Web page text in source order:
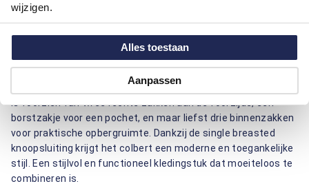
wijzigen.
Alles toestaan
Aanpassen
Dit midden groene colbert van Bartlett is een veelzijdige
aanvulling op elke herengarderobe. De regular fit pasvorm
biedt comfort en een nette uitstraling, perfect voor zowel
formele gelegenheden als een verzorgde alledaagse look.
effen kleur, straalt dit colbert rust en klasse uit. Het ontwerp
is voorzien van twee rechte zakken aan de voorzijde, een
borstzakje voor een pochet, en maar liefst drie binnenzakken
voor praktische opbergruimte. Dankzij de single breasted
knoopsluiting krijgt het colbert een moderne en toegankelijke
stijl. Een stijlvol en functioneel kledingstuk dat moeiteloos te
combineren is.